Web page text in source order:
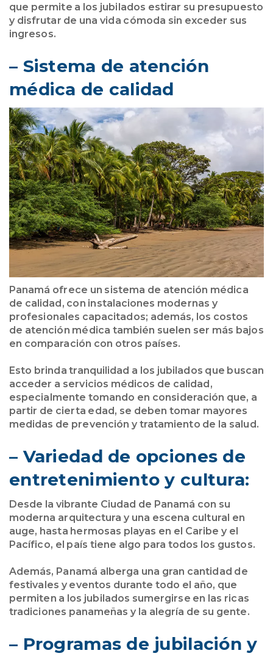
que permite a los jubilados estirar su presupuesto
y disfrutar de una vida cómoda sin exceder sus
ingresos.
– Sistema de atención
médica de calidad
Panamá ofrece un sistema de atención médica
de calidad, con instalaciones modernas y
profesionales capacitados; además, los costos
de atención médica también suelen ser más bajos
en comparación con otros países.
Esto brinda tranquilidad a los jubilados que buscan
acceder a servicios médicos de calidad,
especialmente tomando en consideración que, a
partir de cierta edad, se deben tomar mayores
medidas de prevención y tratamiento de la salud.
– Variedad de opciones de
entretenimiento y cultura:
Desde la vibrante Ciudad de Panamá con su
moderna arquitectura y una escena cultural en
auge, hasta hermosas playas en el Caribe y el
Pacífico, el país tiene algo para todos los gustos.
Además, Panamá alberga una gran cantidad de
festivales y eventos durante todo el año, que
permiten a los jubilados sumergirse en las ricas
tradiciones panameñas y la alegría de su gente.
– Programas de jubilación y